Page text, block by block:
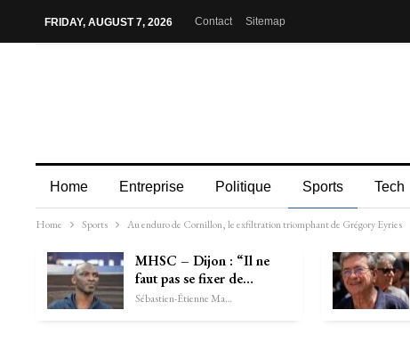
FRIDAY, AUGUST 7, 2026 Contact Sitemap
Home Entreprise Politique Sports Tech
Home Sports Au enduro de Cornillon, le exfiltration triomphant de Grégory Eyries
MHSC – Dijon : “Il ne
faut pas se fixer de…
Sébastien-Étienne Marechal